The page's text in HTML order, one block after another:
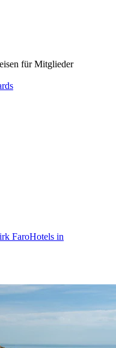
für Mitglieder
FaroHotels in